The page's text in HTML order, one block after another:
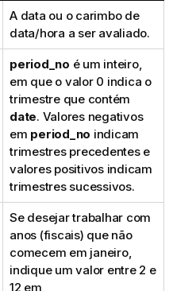
A data ou o carimbo de
data/hora a ser avaliado.
period_no é um inteiro,
em que o valor 0 indica o
trimestre que contém
date. Valores negativos
em period_no indicam
trimestres precedentes e
valores positivos indicam
trimestres sucessivos.
Se desejar trabalhar com
anos (fiscais) que não
comecem em janeiro,
indique um valor entre 2 e
12 em